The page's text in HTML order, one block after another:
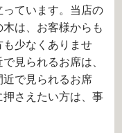
ています。当店の
は、お客様からも
少なくありませ
見られるお席は、
で見られるお席
さえたい方は、事